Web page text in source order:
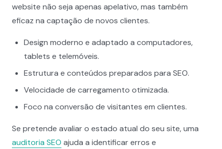
website não seja apenas apelativo, mas também
eficaz na captação de novos clientes.
Design moderno e adaptado a computadores,
tablets e telemóveis.
Estrutura e conteúdos preparados para SEO.
Velocidade de carregamento otimizada.
Foco na conversão de visitantes em clientes.
Se pretende avaliar o estado atual do seu site, uma
auditoria SEO ajuda a identificar erros e